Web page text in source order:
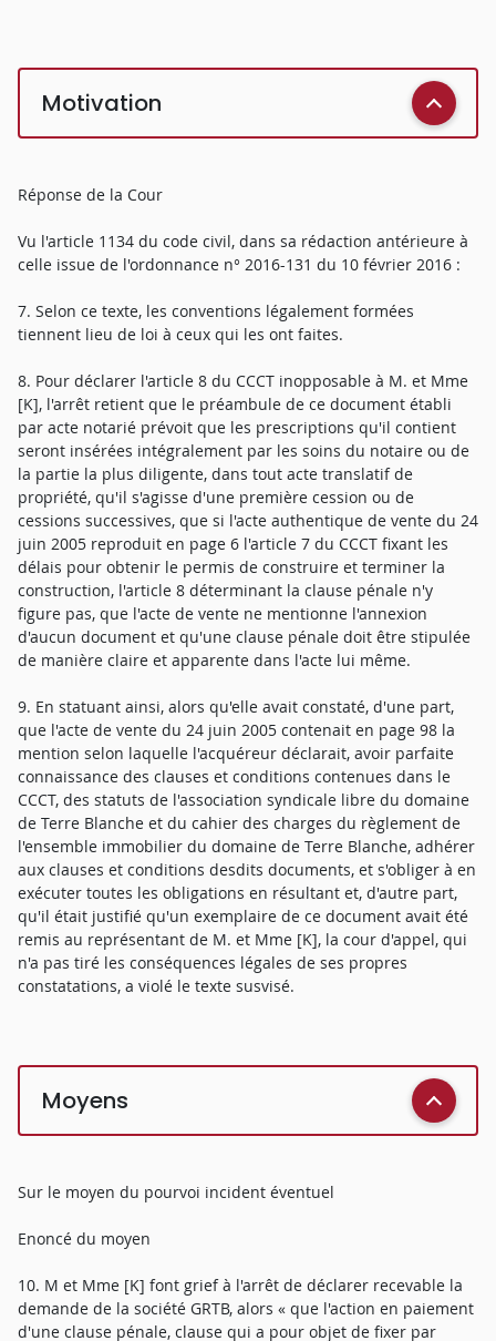
Motivation
Réponse de la Cour
Vu l'article 1134 du code civil, dans sa rédaction antérieure à
celle issue de l'ordonnance n° 2016-131 du 10 février 2016 :
7. Selon ce texte, les conventions légalement formées
tiennent lieu de loi à ceux qui les ont faites.
8. Pour déclarer l'article 8 du CCCT inopposable à M. et Mme
[K], l'arrêt retient que le préambule de ce document établi
par acte notarié prévoit que les prescriptions qu'il contient
seront insérées intégralement par les soins du notaire ou de
la partie la plus diligente, dans tout acte translatif de
propriété, qu'il s'agisse d'une première cession ou de
cessions successives, que si l'acte authentique de vente du 24
juin 2005 reproduit en page 6 l'article 7 du CCCT fixant les
délais pour obtenir le permis de construire et terminer la
construction, l'article 8 déterminant la clause pénale n'y
figure pas, que l'acte de vente ne mentionne l'annexion
d'aucun document et qu'une clause pénale doit être stipulée
de manière claire et apparente dans l'acte lui même.
9. En statuant ainsi, alors qu'elle avait constaté, d'une part,
que l'acte de vente du 24 juin 2005 contenait en page 98 la
mention selon laquelle l'acquéreur déclarait, avoir parfaite
connaissance des clauses et conditions contenues dans le
CCCT, des statuts de l'association syndicale libre du domaine
de Terre Blanche et du cahier des charges du règlement de
l'ensemble immobilier du domaine de Terre Blanche, adhérer
aux clauses et conditions desdits documents, et s'obliger à en
exécuter toutes les obligations en résultant et, d'autre part,
qu'il était justifié qu'un exemplaire de ce document avait été
remis au représentant de M. et Mme [K], la cour d'appel, qui
n'a pas tiré les conséquences légales de ses propres
constatations, a violé le texte susvisé.
Moyens
Sur le moyen du pourvoi incident éventuel
Enoncé du moyen
10. M et Mme [K] font grief à l'arrêt de déclarer recevable la
demande de la société GRTB, alors « que l'action en paiement
d'une clause pénale, clause qui a pour objet de fixer par